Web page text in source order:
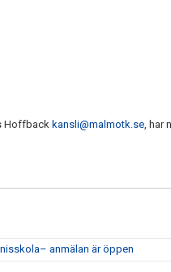
Hoffback kansli@malmotk.se, har
anmälan är öppen